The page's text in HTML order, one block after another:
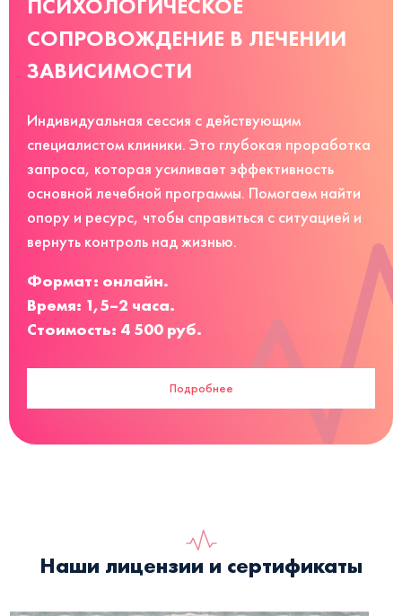
ПСИХОЛОГИЧЕСКОЕ
СОПРОВОЖДЕНИЕ В ЛЕЧЕНИИ
ЗАВИСИМОСТИ
Индивидуальная сессия с действующим
специалистом клиники. Это глубокая проработка
запроса, которая усиливает эффективность
основной лечебной программы. Помогаем найти
опору и ресурс, чтобы справиться с ситуацией и
вернуть контроль над жизнью.
Формат: онлайн.
Время: 1,5–2 часа.
Стоимость: 4 500 руб.
Подробнее
Наши лицензии и сертификаты